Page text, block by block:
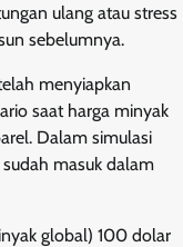
ulang atau stress
sebelumnya.
menyiapkan
saat harga minyak
Dalam simulasi
masuk dalam
global) 100 dolar